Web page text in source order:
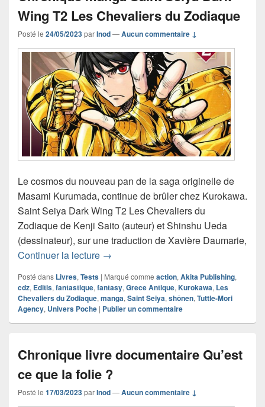
Wing T2 Les Chevaliers du Zodiaque
Posté le 24/05/2023parInod—Aucun commentaire ↓
Le cosmos du nouveau pan de la saga originelle de
Masami Kurumada, continue de brûler chez Kurokawa.
Saint Seiya Dark Wing T2 Les Chevaliers du
Zodiaque de Kenji Saito (auteur) et Shinshu Ueda
(dessinateur), sur une traduction de Xavière Daumarie,
Continuer la lecture Chronique manga Saint Seiya Dark
→
Posté dans Livres, Tests | Marqué comme action, Akita Publishing,
cdz, Editis, fantastique, fantasy, Grece Antique, Kurokawa, Les
Chevaliers du Zodiaque, manga, Saint Seiya, shônen, Tuttle-Mori
Agency, Univers Poche | Publier un commentaire
Chronique livre documentaire Qu’est
ce que la folie ?
Posté le 17/03/2023parInod—Aucun commentaire ↓